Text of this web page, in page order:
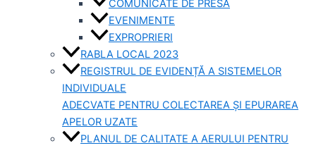
COMUNICATE DE PRESĂ
EVENIMENTE
EXPROPRIERI
RABLA LOCAL 2023
REGISTRUL DE EVIDENȚĂ A SISTEMELOR
INDIVIDUALE
ADECVATE PENTRU COLECTAREA ȘI EPURAREA
APELOR UZATE
PLANUL DE CALITATE A AERULUI PENTRU